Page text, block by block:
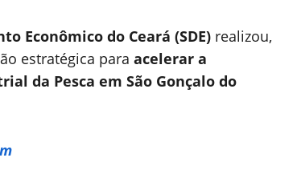
Econômico do Ceará (SDE)realizou,
estratégica para acelerar a
da Pesca em São Gonçalo do